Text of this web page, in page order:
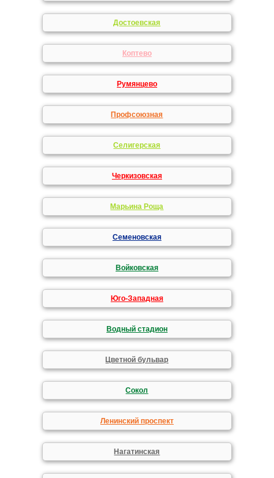
Достоевская
Коптево
Румянцево
Профсоюзная
Селигерская
Черкизовская
Марьина Роща
Семеновская
Войковская
Юго-Западная
Водный стадион
Цветной бульвар
Сокол
Ленинский проспект
Нагатинская